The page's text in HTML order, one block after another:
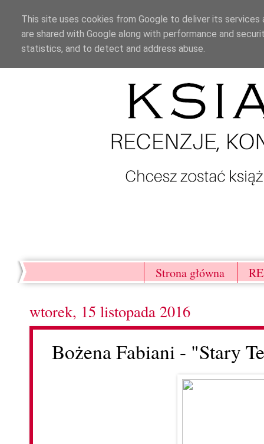
Strona główna
wtorek, 15 listopada 2016
Bożena Fabiani - "Stary
This site uses cookies from Google to deliver its
are shared with Google along with performance and
statistics, and to detect and address abuse.